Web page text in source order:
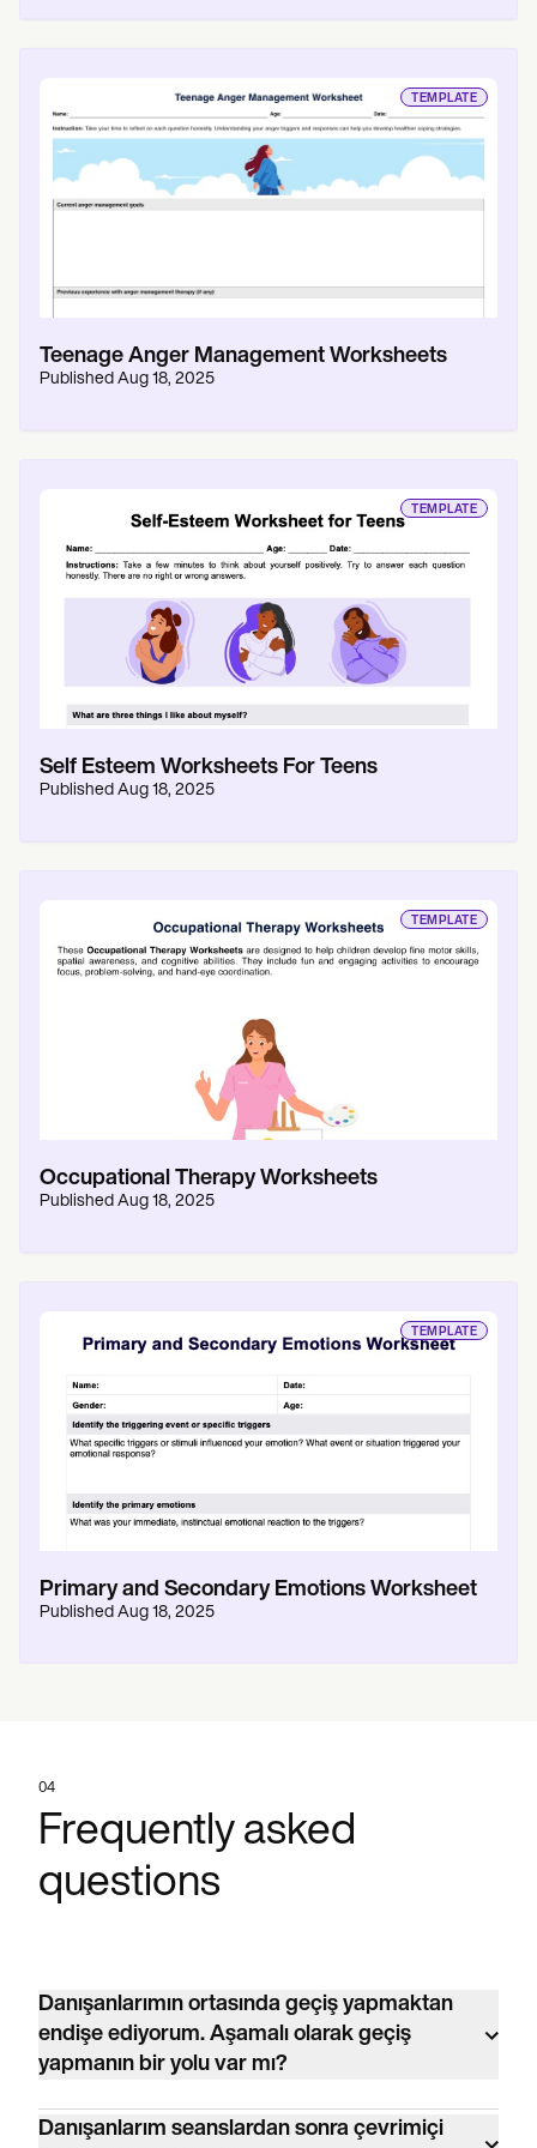
TEMPLATE
Teenage Anger Management Worksheets
Published Aug 18, 2025
TEMPLATE
Self Esteem Worksheets For Teens
Published Aug 18, 2025
TEMPLATE
Occupational Therapy Worksheets
Published Aug 18, 2025
TEMPLATE
Primary and Secondary Emotions Worksheet
Published Aug 18, 2025
04
Frequently asked
questions
Danışanlarımın ortasında geçiş yapmaktan
endişe ediyorum. Aşamalı olarak geçiş
yapmanın bir yolu var mı?
Evet. Mevcut danışanlarınızı içe aktarın ve
Carepatron'u mevcut sisteminizle birlikte
Danışanlarım seanslardan sonra çevrimiçi